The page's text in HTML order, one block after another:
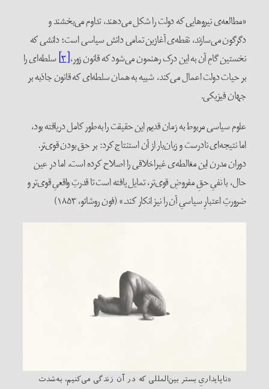
«مطالعه‌ی نیروهایی که دولت را شکل می‌دهند، تداوم می‌بخشند و
دگرگون می‌سازند، نقطه‌ی آغازین تمامی دانش سیاسی است؛ دانشی که
نخستین گامِ آن به این درک رهنمون می‌شود که قانون زور،[۳] سلطه‌ای را
بر حیات دولت اعمال می‌کند، شبیه به همان سلطه‌ای که قانون جاذبه بر
جهان فیزیکی.
علوم سیاسی مربوط به زمان قدیم این حقیقت را به‌طور کامل دریافته بود،
اما نتیجه‌ای نادرست و زیان‌بار از آن استنتاج کرد: بر حق بودن قوی‌تر.
دوران مدرن این مغالطه‌ی غیراخلاقی را اصلاح کرده است، اما در عین
حال، با نفیِ حقِ مفروضِ قوی‌تر، تمایل یافته است تا قدرتِ واقعیِ قوی‌تر و
ضرورتِ اعتبارِ سیاسیِ آن را نیز انکار کند.» (فون روشائو، ۱۸۵۳)
«ناپایداریِ بستر بین‌المللی که در آن زندگی می‌کنیم، به‌شدت